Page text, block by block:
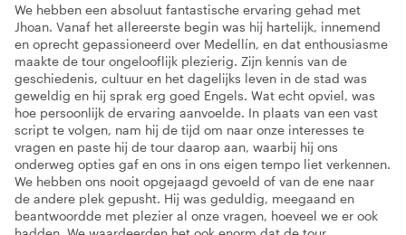
We hebben een absoluut fantastische ervaring gehad met
Jhoan. Vanaf het allereerste begin was hij hartelijk, innemend
en oprecht gepassioneerd over Medellín, en dat enthousiasme
maakte de tour ongelooflijk plezierig. Zijn kennis van de
geschiedenis, cultuur en het dagelijks leven in de stad was
geweldig en hij sprak erg goed Engels. Wat echt opviel, was
hoe persoonlijk de ervaring aanvoelde. In plaats van een vast
script te volgen, nam hij de tijd om naar onze interesses te
vragen en paste hij de tour daarop aan, waarbij hij ons
onderweg opties gaf en ons in ons eigen tempo liet verkennen.
We hebben ons nooit opgejaagd gevoeld of van de ene naar
de andere plek gepusht. Hij was geduldig, meegaand en
beantwoordde met plezier al onze vragen, hoeveel we er ook